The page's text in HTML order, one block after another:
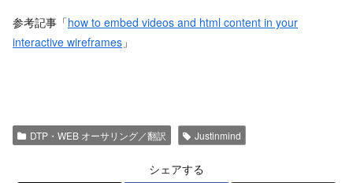
参考記事「how to embed videos and html content in your
interactive wireframes 」
DTP・WEB オーサリング／翻訳 Justinmind
シェアする